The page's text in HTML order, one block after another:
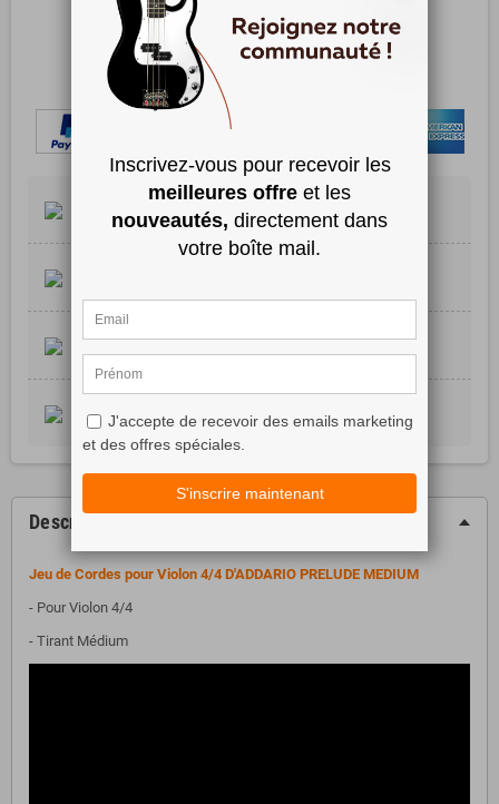
Valable pour un achat d'une valeur
de 30 à 2000 €
Paiement 100 % Sécurisé
CB, Visa, MasterCard, Alma, Paypal, Paypal Crédit 4 X
Produit Vérifié et réglé Emballage Soigné
Retrait Magasin Gratuit Sous 2H
Description
Jeu de Cordes pour Violon 4/4 D'ADDARIO PRELUDE MEDIUM
- Pour Violon 4/4
- Tirant Médium